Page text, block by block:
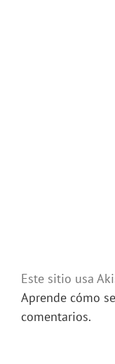
Este sitio usa
Aprende cómo
comentarios.